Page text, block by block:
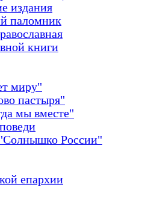
издания
паломник
книги
миру"
пастыря"
мы вместе"
России"
епархии